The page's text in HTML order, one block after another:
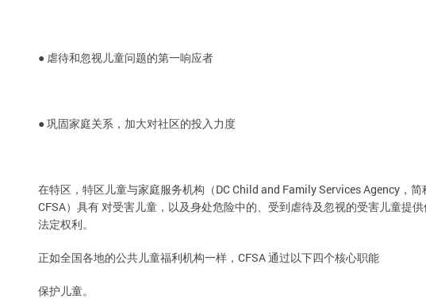
● 虐待和忽视儿童问题的第一响应者
● 巩固家庭关系，加大对社区的投入力度
在特区，特区儿童与家庭服务机构（DC Child and Family Services Agency ， 简
CFSA）具有 对受害儿童，以及身处危险中的、受到虐待及忽视的受害儿童提供
法定权利。
正如全国各地的公共儿童福利机构一样， CFSA 通过以下四个核心职能
保护儿童。